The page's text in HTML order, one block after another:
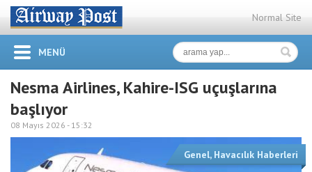
Normal Site
MENÜ
Nesma Airlines, Kahire-ISG uçuşlarına
başlıyor
08 Mayıs 2026 - 15:32
Genel, Havacılık Haberleri